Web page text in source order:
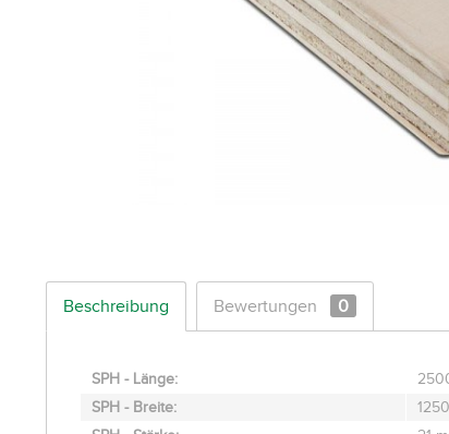
Beschreibung Bewertungen 0
SPH - Länge:
SPH - Breite: